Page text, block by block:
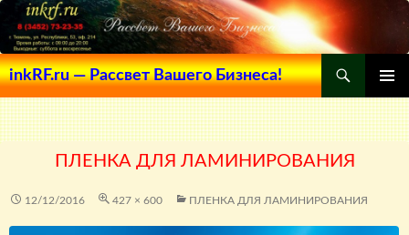
inkRF.ru — Рассвет Вашего Бизнеса!
Поиск
МЕНЮ
К
СОДЕРЖИМОМУ
ПЛЕНКА ДЛЯ ЛАМИНИРОВАНИЯ
12/12/2016 427 × 600 ПЛЕНКА ДЛЯ ЛАМИНИРОВАНИЯ